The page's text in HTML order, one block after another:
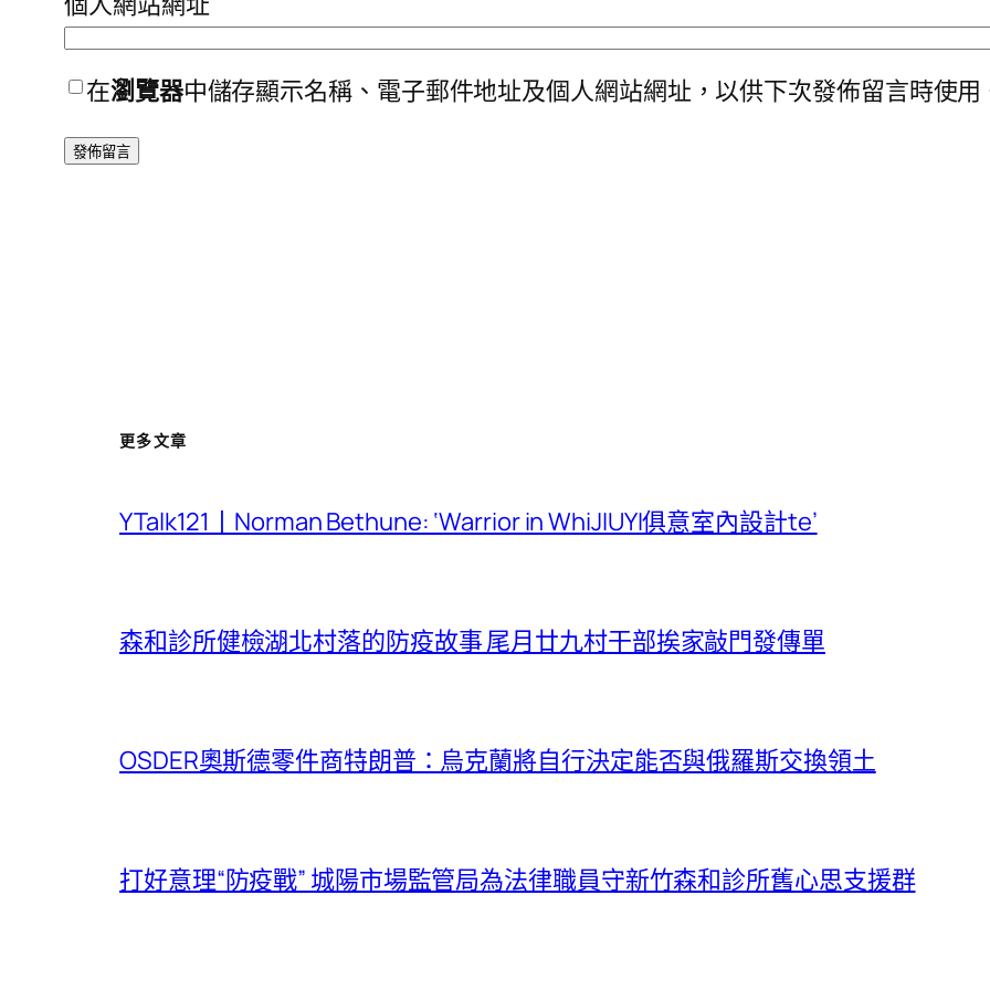
在瀏覽器中儲存顯示名稱、電子郵件地址及個人網站網址，以供下次發佈留言時使用
更多文章
YTalk121丨Norman Bethune: ‘Warrior in WhiJIUYI俱意室內設計te’
森和診所健檢湖北村落的防疫故事 尾月廿九村干部挨家敲門發傳單
OSDER奧斯德零件商特朗普：烏克蘭將自行決定能否與俄羅斯交換領土
打好意理“防疫戰” 城陽市場監管局為法律職員守新竹森和診所舊心思支援群